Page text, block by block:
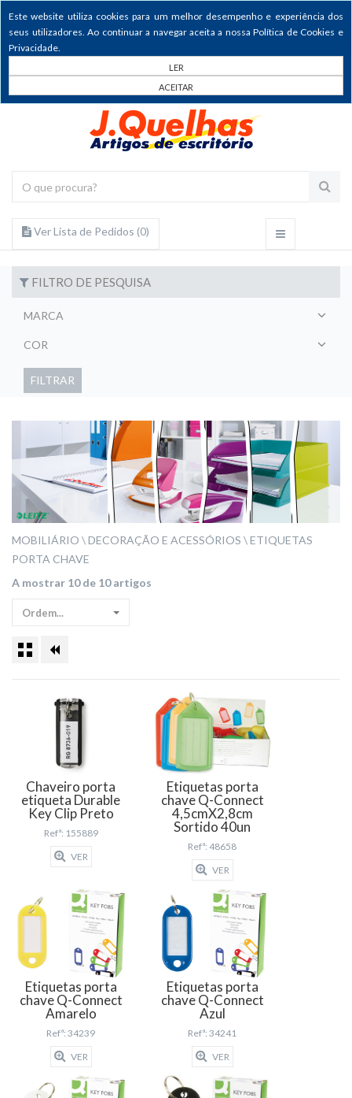
Este website utiliza cookies para um melhor desempenho e experiência dos
seus utilizadores. Ao continuar a navegar aceita a nossa Política de Cookies e
Privacidade.
LER
ACEITAR
Ver Lista de Pedidos (0)
FILTRO DE PESQUISA
MARCA
COR
FILTRAR
MOBILIÁRIO DECORAÇÃO E ACESSÓRIOS
ETIQUETAS
PORTA CHAVE
A mostrar 10 de 10 artigos
Ordem...
Chaveiro porta
etiqueta Durable
Key Clip Preto
Refª: 155889
VER
Etiquetas porta
chave Q-Connect
4,5cmX2,8cm
Sortido 40un
Refª: 48658
VER
Etiquetas porta
chave Q-Connect
Amarelo
Refª: 34239
VER
Etiquetas porta
chave Q-Connect
Azul
Refª: 34241
VER